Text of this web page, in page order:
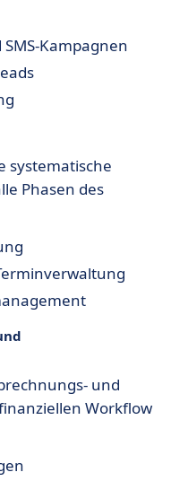
Kampagnen
systematische
Phasen des
und
Workflow